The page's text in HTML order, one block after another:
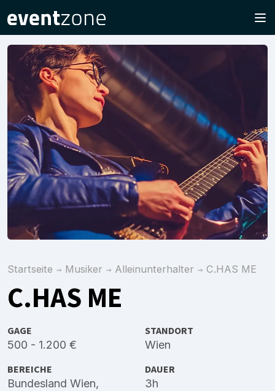
Startseite Musiker Alleinunterhalter C.HAS ME
C.HAS ME
GAGE
500 - 1.200 €
STANDORT
Wien
BEREICHE
Bundesland Wien,
DAUER
3h